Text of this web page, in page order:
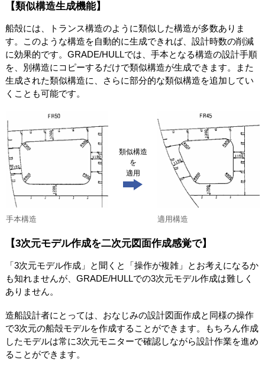
【類似構造生成機能】
船殻には、トランス構造のように類似した構造が多数ありま
す。このような構造を自動的に生成できれば、設計時数の削減
に効果的です。GRADE/HULLでは、手本となる構造の設計手順
を、別構造にコピーするだけで類似構造が生成できます。また
生成された類似構造に、さらに部分的な類似構造を追加してい
くことも可能です。
手本構造
類似構造
を
適用
適用構造
【3次元モデル作成を二次元図面作成感覚で】
「3次元モデル作成」と聞くと「操作が複雑」とお考えになるか
も知れませんが、GRADE/HULLでの3次元モデル作成は難しく
ありません。
造船設計者にとっては、おなじみの設計図面作成と同様の操作
で3次元の船殻モデルを作成することができます。もちろん作成
したモデルは常に3次元モニターで確認しながら設計作業を進め
ることができます。